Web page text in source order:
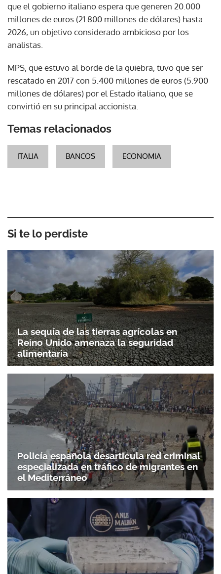
que el gobierno italiano espera que generen 20.000
millones de euros (21.800 millones de dólares) hasta
2026, un objetivo considerado ambicioso por los
analistas.
MPS, que estuvo al borde de la quiebra, tuvo que ser
rescatado en 2017 con 5.400 millones de euros (5.900
millones de dólares) por el Estado italiano, que se
convirtió en su principal accionista.
Temas relacionados
ITALIA BANCOS ECONOMIA
Si te lo perdiste
La sequía de las tierras agrícolas en
Reino Unido amenaza la seguridad
alimentaria
Policía española desarticula red criminal
especializada en tráfico de migrantes en
el Mediterráneo